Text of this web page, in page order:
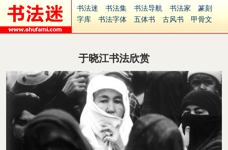
书法迷 书法集 书法导航 书法家
篆刻
字库
书法字体 五体书 古风书
甲骨文
集字
字形 大字 篆刻之家
古籍
中医 象棋 游戏
起名
识字 英语 印章 签名
硬筆字
字体下载
免费字体
英文字体
Ai矢量
P图宝 南无阿弥陀佛
意见反馈
安全网站
捐赠 繁體版
于晓江书法欣赏